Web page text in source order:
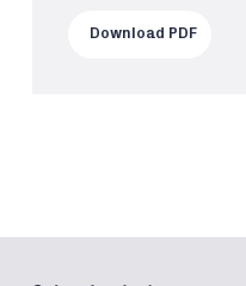
Download PDF